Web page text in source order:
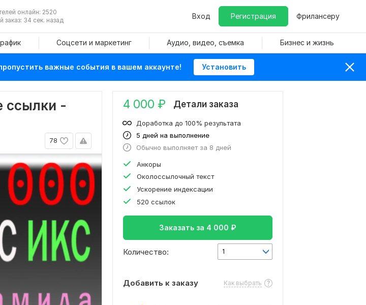
онлайн: 2520
заказ: 34 сек. назад
Вход Регистрация Фрилансеру
Соцсети и маркетинг Аудио, видео, съемка Бизнес и жизнь
важные события в вашем аккаунте! Установить
ссылки -
78
4 000 ₽ Детали заказа
5 дней на выполнение
Доработка до 100% результата
Обычно выполняет за 8 дней
Анкоры
Околоссылочный текст
Ускорение индексации
520 ссылок
Заказать за 4 000 ₽
Количество: 1
Добавить к заказу Как выбрать